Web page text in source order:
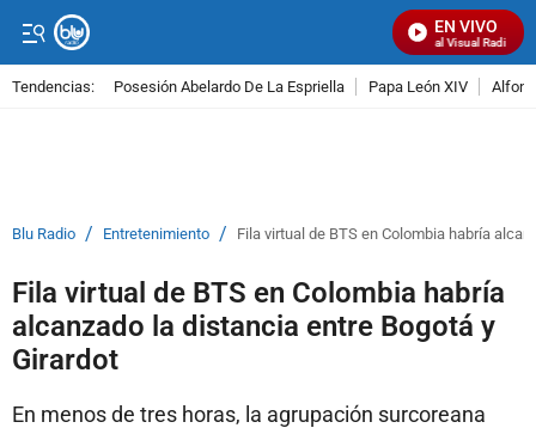
EN VIVO
Señal Visual Radio
Tendencias: Posesión Abelardo De La Espriella Papa León XIV
Blu Radio / Entretenimiento / Fila virtual de BTS en Colombia habría
Fila virtual de BTS en Colombia habría
alcanzado la distancia entre Bogotá y
Girardot
En menos de tres horas, la agrupación surcoreana